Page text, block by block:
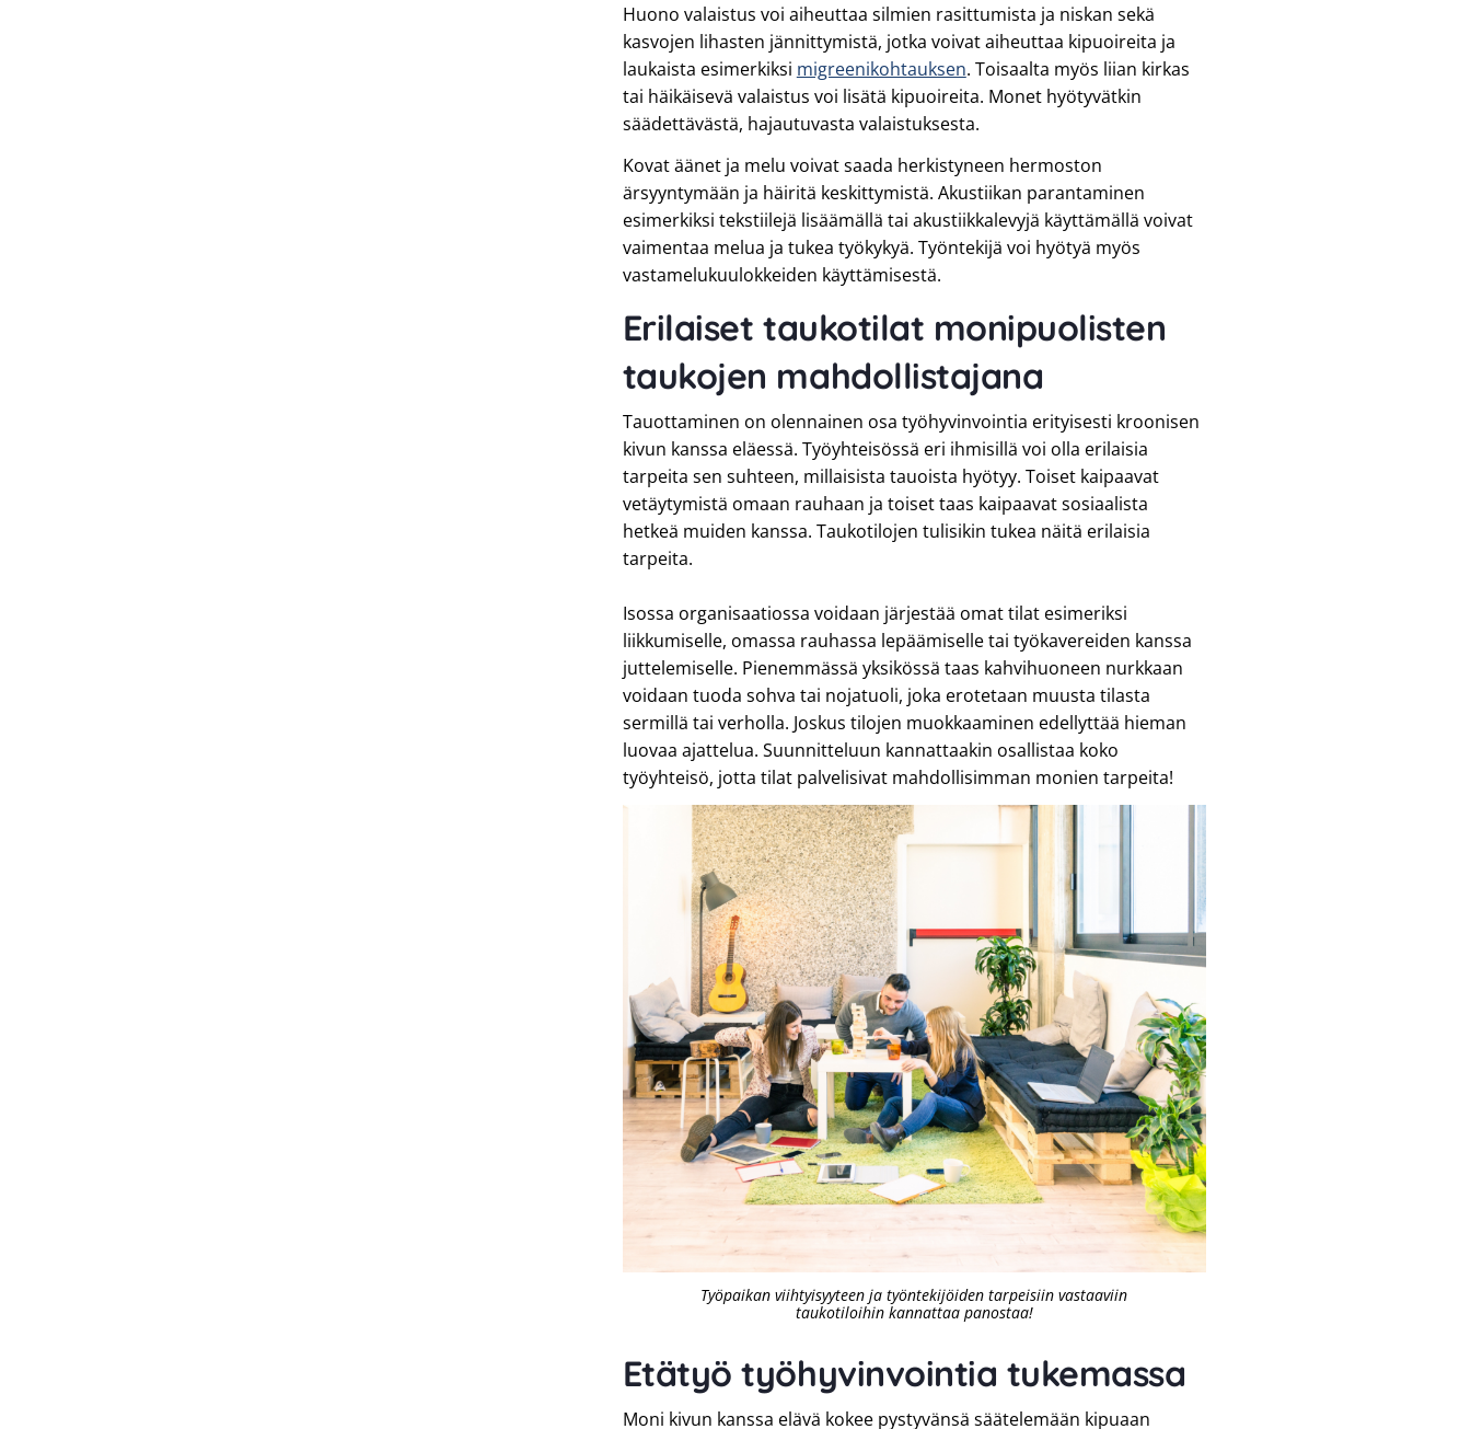
Huono valaistus voi aiheuttaa silmien rasittumista ja niskan sekä
kasvojen lihasten jännittymistä, jotka voivat aiheuttaa kipuoireita ja
laukaista esimerkiksi migreenikohtauksen. Toisaalta myös liian kirkas
tai häikäisevä valaistus voi lisätä kipuoireita. Monet hyötyvätkin
säädettävästä, hajautuvasta valaistuksesta.
Kovat äänet ja melu voivat saada herkistyneen hermoston
ärsyyntymään ja häiritä keskittymistä. Akustiikan parantaminen
esimerkiksi tekstiilejä lisäämällä tai akustiikkalevyjä käyttämällä voivat
vaimentaa melua ja tukea työkykyä. Työntekijä voi hyötyä myös
vastamelukuulokkeiden käyttämisestä.
Erilaiset taukotilat monipuolisten
taukojen mahdollistajana
Tauottaminen on olennainen osa työhyvinvointia erityisesti kroonisen
kivun kanssa eläessä. Työyhteisössä eri ihmisillä voi olla erilaisia
tarpeita sen suhteen, millaisista tauoista hyötyy. Toiset kaipaavat
vetäytymistä omaan rauhaan ja toiset taas kaipaavat sosiaalista
hetkeä muiden kanssa. Taukotilojen tulisikin tukea näitä erilaisia
tarpeita.
Isossa organisaatiossa voidaan järjestää omat tilat esimeriksi
liikkumiselle, omassa rauhassa lepäämiselle tai työkavereiden kanssa
juttelemiselle. Pienemmässä yksikössä taas kahvihuoneen nurkkaan
voidaan tuoda sohva tai nojatuoli, joka erotetaan muusta tilasta
sermillä tai verholla. Joskus tilojen muokkaaminen edellyttää hieman
luovaa ajattelua. Suunnitteluun kannattaakin osallistaa koko
työyhteisö, jotta tilat palvelisivat mahdollisimman monien tarpeita!
Työpaikan viihtyisyyteen ja työntekijöiden tarpeisiin vastaaviin
taukotiloihin kannattaa panostaa!
Etätyö työhyvinvointia tukemassa
Moni kivun kanssa elävä kokee pystyvänsä säätelemään kipuaan